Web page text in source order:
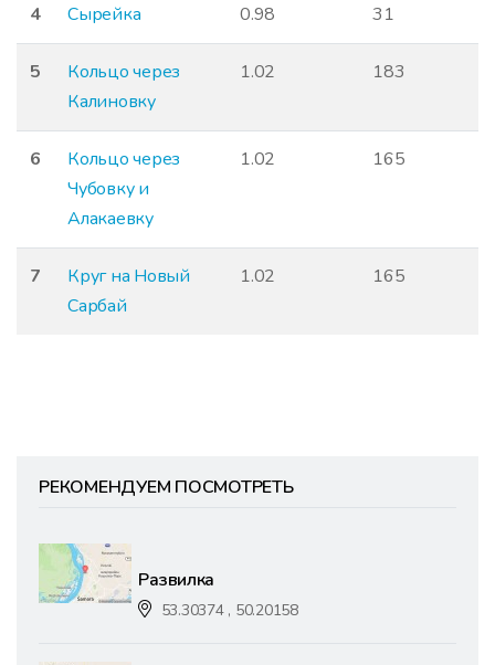
4 Сырейка 0.98 31
5
Кольцо через
Калиновку
1.02 183
6
Кольцо через
Чубовку и
Алакаевку
1.02 165
7
Круг на Новый
Сарбай
1.02 165
РЕКОМЕНДУЕМ ПОСМОТРЕТЬ
Развилка
53.30374 , 50.20158